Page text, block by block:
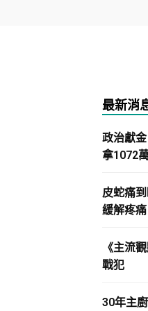
最新消
政治獻
拿1072
皮蛇痛
緩解疼痛
《主流
戰犯
30年主